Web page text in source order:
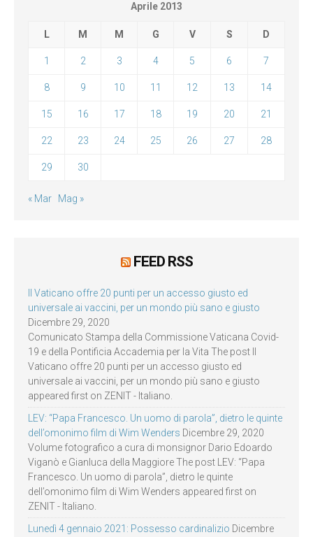
Aprile 2013
L M M G V S D
1 2 3 4 5 6 7
8 9 10 11 12 13 14
15 16 17 18 19 20 21
22 23 24 25 26 27 28
29 30
« Mar Mag »
FEED RSS
Il Vaticano offre 20 punti per un accesso giusto ed
universale ai vaccini, per un mondo più sano e giusto
Dicembre 29, 2020
Comunicato Stampa della Commissione Vaticana Covid-
19 e della Pontificia Accademia per la Vita The post Il
Vaticano offre 20 punti per un accesso giusto ed
universale ai vaccini, per un mondo più sano e giusto
appeared first on ZENIT - Italiano.
LEV: “Papa Francesco. Un uomo di parola”, dietro le quinte
dell’omonimo film di Wim Wenders Dicembre 29, 2020
Volume fotografico a cura di monsignor Dario Edoardo
Viganò e Gianluca della Maggiore The post LEV: “Papa
Francesco. Un uomo di parola”, dietro le quinte
dell’omonimo film di Wim Wenders appeared first on
ZENIT - Italiano.
Lunedì 4 gennaio 2021: Possesso cardinalizio Dicembre